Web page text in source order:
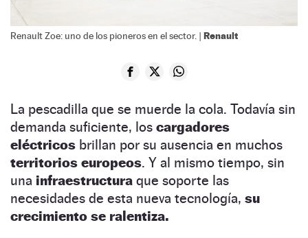
Renault Zoe: uno de los pioneros en el sector. | Renault
La pescadilla que se muerde la cola. Todavía sin
demanda suficiente, los cargadores
eléctricos brillan por su ausencia en muchos
territorios europeos. Y al mismo tiempo, sin
una infraestructura que soporte las
necesidades de esta nueva tecnología, su
crecimiento se ralentiza.